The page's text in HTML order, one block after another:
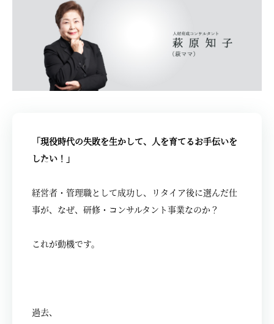
「現役時代の失敗を生かして、人を育てるお手伝いを
したい！」
経営者・管理職として成功し、リタイア後に選んだ仕
事が、なぜ、研修・コンサルタント事業なのか？
これが動機です。
過去、